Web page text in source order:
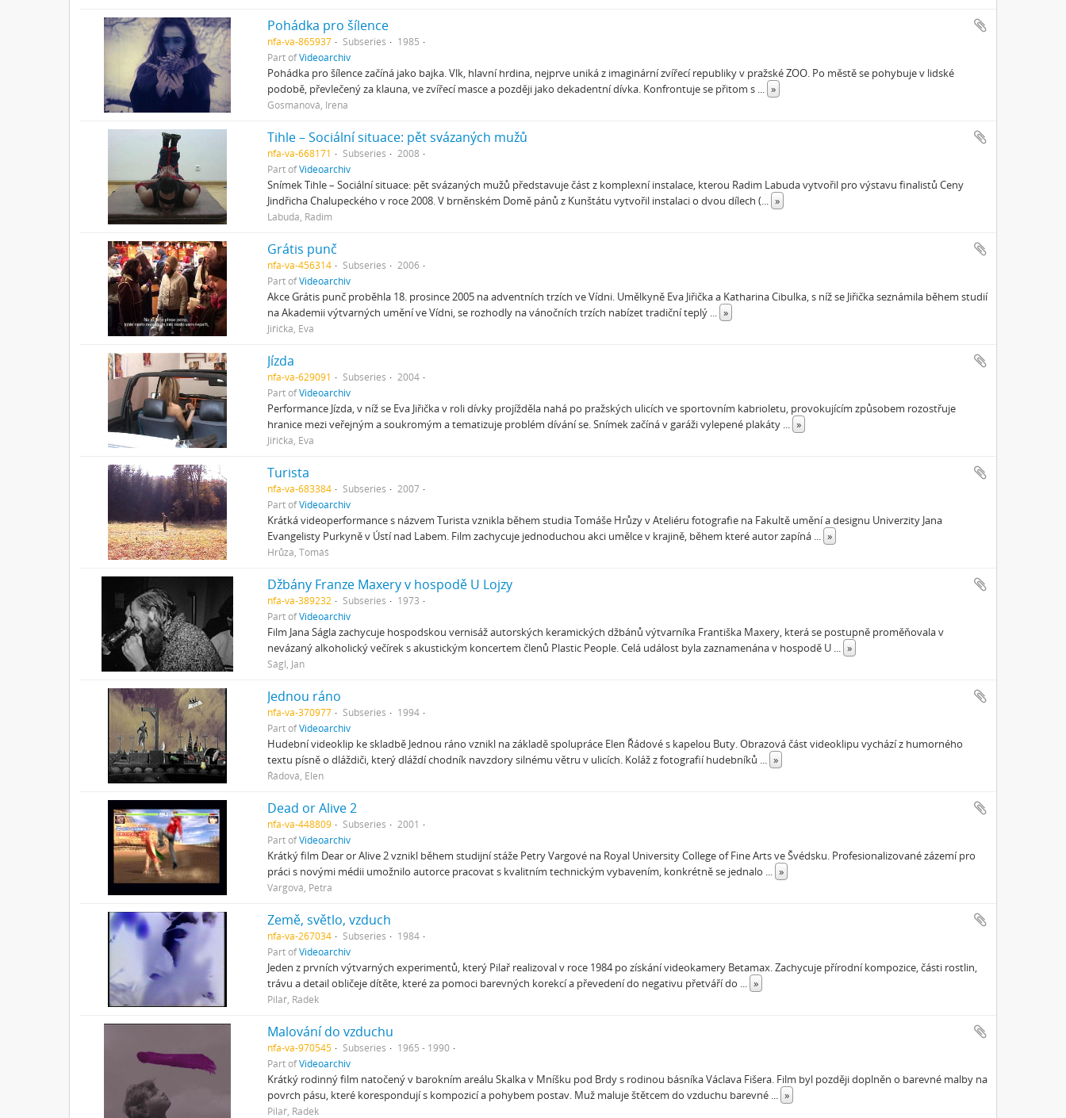
Pohádka pro šílence
nfa-va-865937 Subseries
1985
Part ofVideoarchiv
Pohádka pro šílence začíná jako bajka. Vlk, hlavní hrdina, nejprve uniká z imaginární zvířecí republiky v pražské ZOO. Po městě se pohybuje v lidské
podobě, převlečený za klauna, ve zvířecí masce a později jako dekadentní dívka. Konfrontuje se přitom s ... »
Gosmanová, Irena
Tihle – Sociální situace: pět svázaných mužů
nfa-va-668171 Subseries
2008
Part ofVideoarchiv
Snímek Tihle – Sociální situace: pět svázaných mužů představuje část z komplexní instalace, kterou Radim Labuda vytvořil pro výstavu finalistů Ceny
Jindřicha Chalupeckého v roce 2008. V brněnském Domě pánů z Kunštátu vytvořil instalaci o dvou dílech (... »
Labuda, Radim
Grátis punč
nfa-va-456314 Subseries
2006
Part ofVideoarchiv
Akce Grátis punč proběhla 18. prosince 2005 na adventních trzích ve Vídni. Umělkyně Eva Jiřička a Katharina Cibulka, s níž se Jiřička seznámila během studií
na Akademii výtvarných umění ve Vídni, se rozhodly na vánočních trzích nabízet tradiční teplý ... »
Jiřička, Eva
Jízda
nfa-va-629091 Subseries
2004
Part ofVideoarchiv
Performance Jízda, v níž se Eva Jiřička v roli dívky projížděla nahá po pražských ulicích ve sportovním kabrioletu, provokujícím způsobem rozostřuje
hranice mezi veřejným a soukromým a tematizuje problém dívání se. Snímek začíná v garáži vylepené plakáty ... »
Jiřička, Eva
Turista
nfa-va-683384 Subseries
2007
Part ofVideoarchiv
Krátká videoperformance s názvem Turista vznikla během studia Tomáše Hrůzy v Ateliéru fotografie na Fakultě umění a designu Univerzity Jana
Evangelisty Purkyně v Ústí nad Labem. Film zachycuje jednoduchou akci umělce v krajině, během které autor zapíná ... »
Hrůza, Tomáš
Džbány Franze Maxery v hospodě U Lojzy
nfa-va-389232 Subseries
1973
Part ofVideoarchiv
Film Jana Ságla zachycuje hospodskou vernisáž autorských keramických džbánů výtvarníka Františka Maxery, která se postupně proměňovala v
nevázaný alkoholický večírek s akustickým koncertem členů Plastic People. Celá událost byla zaznamenána v hospodě U ... »
Ságl, Jan
Jednou ráno
nfa-va-370977 Subseries
1994
Part ofVideoarchiv
Hudební videoklip ke skladbě Jednou ráno vznikl na základě spolupráce Elen Řádové s kapelou Buty. Obrazová část videoklipu vychází z humorného
textu písně o dláždiči, který dláždí chodník navzdory silnému větru v ulicích. Koláž z fotografií hudebníků ... »
Řádová, Elen
Dead or Alive 2
nfa-va-448809 Subseries
2001
Part ofVideoarchiv
Krátký film Dear or Alive 2 vznikl během studijní stáže Petry Vargové na Royal University College of Fine Arts ve Švédsku. Profesionalizované zázemí pro
práci s novými médii umožnilo autorce pracovat s kvalitním technickým vybavením, konkrétně se jednalo ... »
Vargová, Petra
Země, světlo, vzduch
nfa-va-267034 Subseries
1984
Part ofVideoarchiv
Jeden z prvních výtvarných experimentů, který Pilař realizoval v roce 1984 po získání videokamery Betamax. Zachycuje přírodní kompozice, části rostlin,
trávu a detail obličeje dítěte, které za pomoci barevných korekcí a převedení do negativu přetváří do ... »
Pilař, Radek
Malování do vzduchu
nfa-va-970545 Subseries
1965 - 1990
Part ofVideoarchiv
Krátký rodinný film natočený v barokním areálu Skalka v Mníšku pod Brdy s rodinou básníka Václava Fišera. Film byl později doplněn o barevné malby na
povrch pásu, které korespondují s kompozicí a pohybem postav. Muž maluje štětcem do vzduchu barevné ... »
Pilař, Radek